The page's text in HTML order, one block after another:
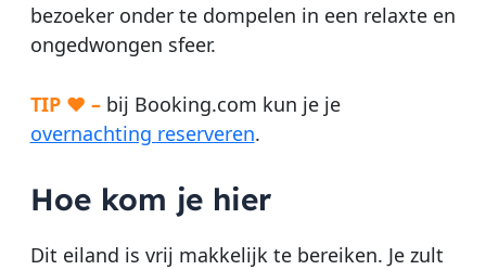
bezoeker onder te dompelen in een relaxte en
ongedwongen sfeer.
TIP ♥ –bij Booking.com kun je je
overnachting reserveren.
Hoe kom je hier
Dit eiland is vrij makkelijk te bereiken. Je zult